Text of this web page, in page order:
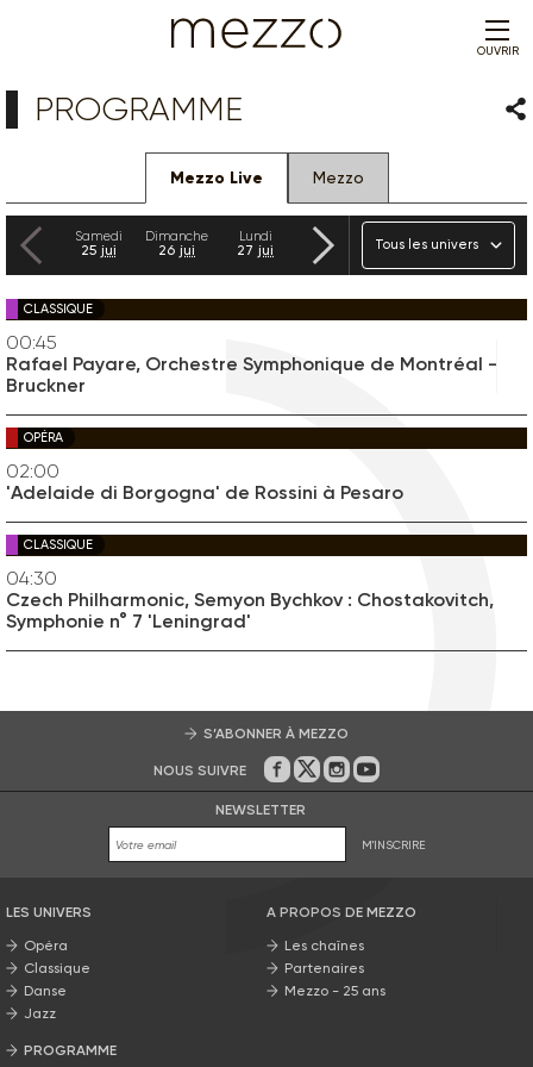
OUVRIR
PROGRAMME
Mezzo Live Mezzo
Précédent Suivant
Samedi
25 jui
Dimanche
26 jui
Lundi
27 jui
Mardi
28
Mercredi
29jui 30jui
Univers
CLASSIQUE
00:45
Rafael Payare, Orchestre Symphonique de Montréal -
Bruckner
OPÉRA
02:00
'Adelaide di Borgogna' de Rossini à Pesaro
CLASSIQUE
04:30
Czech Philharmonic, Semyon Bychkov : Chostakovitch,
Symphonie n° 7 'Leningrad'
S’ABONNER À MEZZO
NOUS SUIVRE Sur Facebook
Sur Twitter
Sur Instagram
Sur Youtube
NEWSLETTER
M'INSCRIRE
LES UNIVERS
Opéra
Classique
Danse
Jazz
PROGRAMME
A PROPOS DE MEZZO
Les chaînes
Partenaires
Mezzo - 25 ans